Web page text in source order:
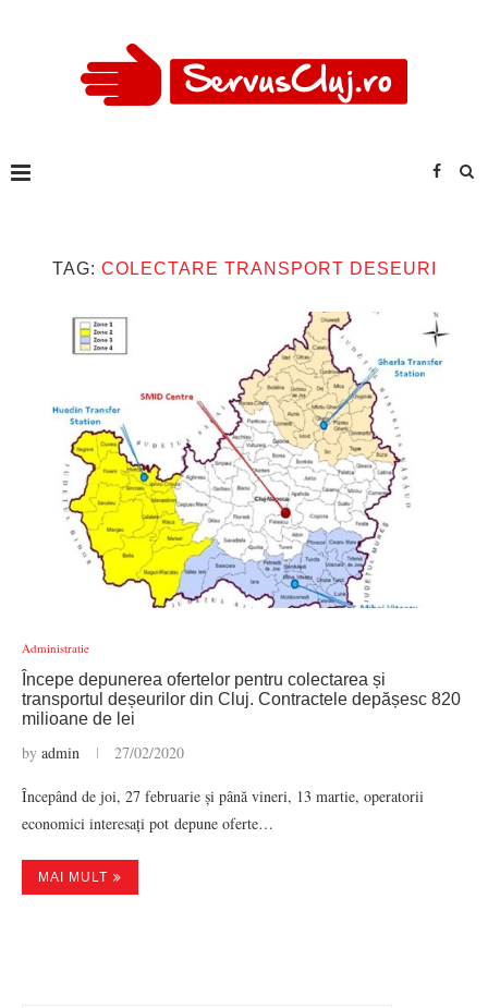
TAG: COLECTARE TRANSPORT DESEURI
Administratie
Începe depunerea ofertelor pentru colectarea și
transportul deșeurilor din Cluj. Contractele depășesc 820
milioane de lei
by admin 27/02/2020
Începând de joi, 27 februarie și până vineri, 13 martie, operatorii
economici interesați pot depune oferte…
MAI MULT